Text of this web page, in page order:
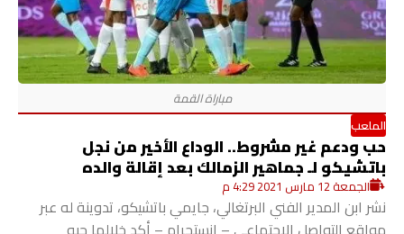
الملعب
حب ودعم غير مشروط.. الوداع الأخير من نجل
باتشيكو لـ جماهير الزمالك بعد إقالة والده
الجمعة 12 مارس 2021 4:29 م
نشر ابن المدير الفني البرتغالي، جايمي باتشيكو، تدوينة له عبر